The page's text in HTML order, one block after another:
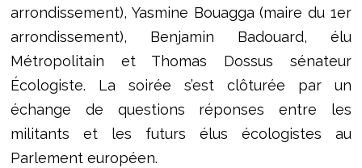
arrondissement), Yasmine Bouagga (maire du 1er
arrondissement), Benjamin Badouard, élu
Métropolitain et Thomas Dossus sénateur
Écologiste. La soirée s’est clôturée par un
échange de questions réponses entre les
militants et les futurs élus écologistes au
Parlement européen.